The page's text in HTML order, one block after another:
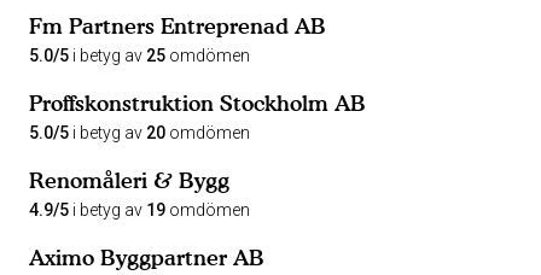
Fm Partners Entreprenad AB
5.0/5 i betyg av 25 omdömen
Proffskonstruktion Stockholm AB
5.0/5 i betyg av 20 omdömen
Renomåleri & Bygg
4.9/5 i betyg av 19 omdömen
Aximo Byggpartner AB